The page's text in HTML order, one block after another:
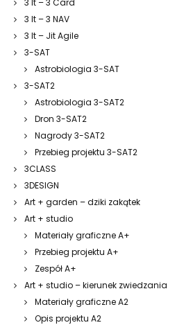
3 It – 3 NAV
3 It – Jit Agile
3-SAT
Astrobiologia 3-SAT
3-SAT2
Astrobiologia 3-SAT2
Dron 3-SAT2
Nagrody 3-SAT2
Przebieg projektu 3-SAT2
3CLASS
3DESIGN
Art + garden – dziki zakątek
Art + studio
Materiały graficzne A+
Przebieg projektu A+
Zespół A+
Art + studio – kierunek zwiedzania
Materiały graficzne A2
Opis projektu A2